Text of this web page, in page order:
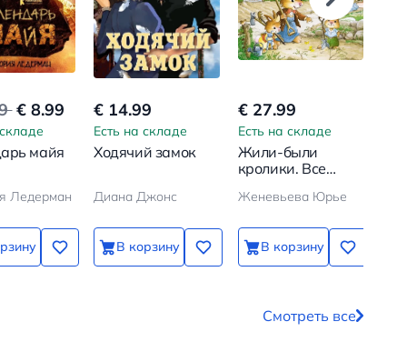
€ 8.99
майя
Ледерман
€ 14.99
Есть на складе
Ходячий замок
Диана Джонс
В корзину
€ 27.99
Есть на складе
Жили-были
кролики. Все
одном томе
Женевьева Юрье
В корзину
Смотреть все